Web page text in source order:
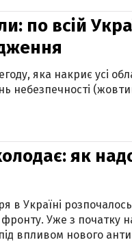
по всій
яка накриє усі
небезпечності
як
Україні розпочалось
Уже з початку
впливом нового